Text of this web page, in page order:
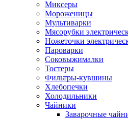
Миксеры
Мороженицы
Мультиварки
Мясорубки
Ножеточки
Пароварки
Соковыжималки
Тостеры
Фильтры-кувшины
Хлебопечки
Холодильники
Чайники
Заварочные